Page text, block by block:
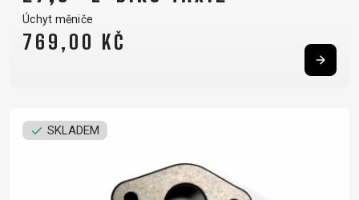
Úchyt měniče
769,00 KČ
SKLADEM